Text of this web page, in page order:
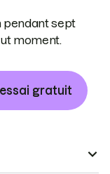
pendant sept
moment.
gratuit